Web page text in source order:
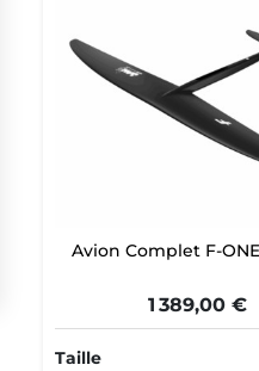
Avion Complet F-
1 389,00 €
Taille